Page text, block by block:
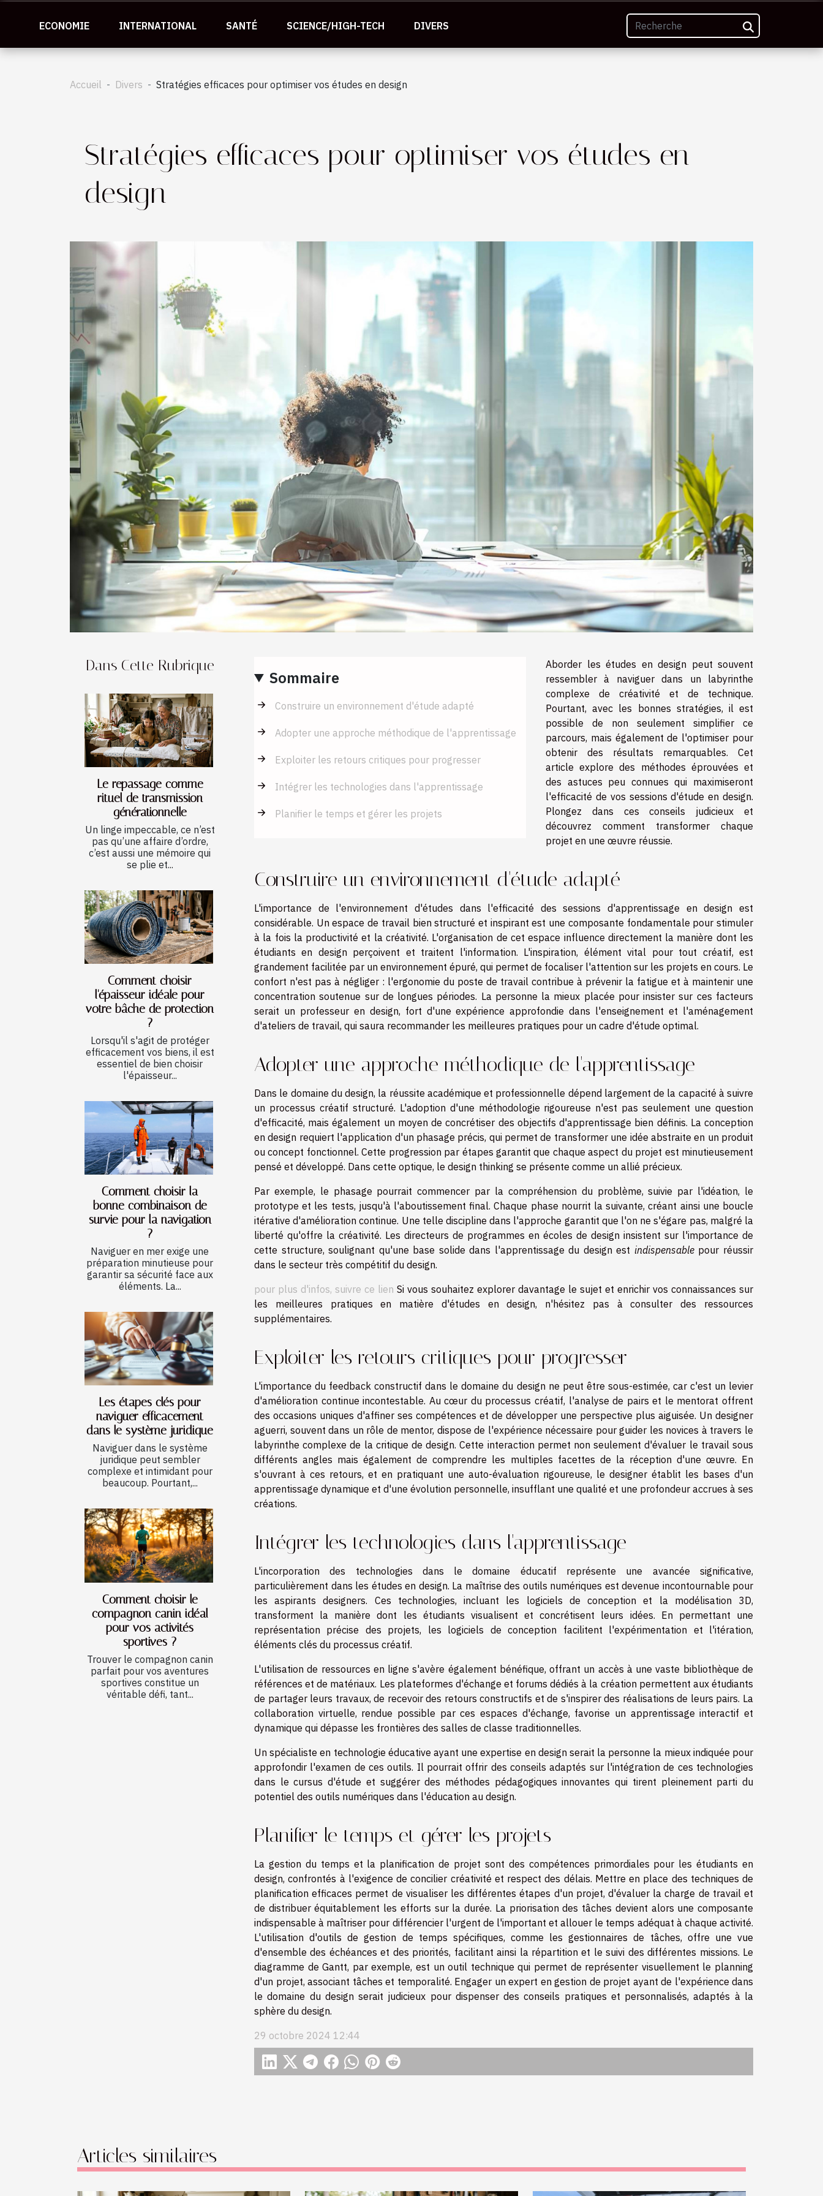
ECONOMIE INTERNATIONAL SANTÉ SCIENCE/HIGH-TECH DIVERS
Accueil Divers Stratégies efficaces pour optimiser vos études en design
Stratégies efficaces pour optimiser vos études en
design
Dans Cette Rubrique
Le repassage comme
rituel de transmission
générationnelle
Un linge impeccable, ce n’est
pas qu’une affaire d’ordre,
c’est aussi une mémoire qui
se plie et...
Comment choisir
l'épaisseur idéale pour
votre bâche de protection
?
Lorsqu'il s'agit de protéger
efficacement vos biens, il est
essentiel de bien choisir
l'épaisseur...
Comment choisir la
bonne combinaison de
survie pour la navigation
?
Naviguer en mer exige une
préparation minutieuse pour
garantir sa sécurité face aux
éléments. La...
Les étapes clés pour
naviguer efficacement
dans le système juridique
Naviguer dans le système
juridique peut sembler
complexe et intimidant pour
beaucoup. Pourtant,...
Comment choisir le
compagnon canin idéal
pour vos activités
sportives ?
Trouver le compagnon canin
parfait pour vos aventures
sportives constitue un
véritable défi, tant...
Sommaire
Construire un environnement d'étude adapté
Adopter une approche méthodique de l'apprentissage
Exploiter les retours critiques pour progresser
Intégrer les technologies dans l'apprentissage
Planifier le temps et gérer les projets
Aborder les études en design peut souvent
ressembler à naviguer dans un labyrinthe
complexe de créativité et de technique.
Pourtant, avec les bonnes stratégies, il est
possible de non seulement simplifier ce
parcours, mais également de l'optimiser pour
obtenir des résultats remarquables. Cet
article explore des méthodes éprouvées et
des astuces peu connues qui maximiseront
l'efficacité de vos sessions d'étude en design.
Plongez dans ces conseils judicieux et
découvrez comment transformer chaque
projet en une œuvre réussie.
Construire un environnement d'étude adapté
L'importance de l'environnement d'études dans l'efficacité des sessions d'apprentissage en design est
considérable. Un espace de travail bien structuré et inspirant est une composante fondamentale pour stimuler
à la fois la productivité et la créativité. L'organisation de cet espace influence directement la manière dont les
étudiants en design perçoivent et traitent l'information. L'inspiration, élément vital pour tout créatif, est
grandement facilitée par un environnement épuré, qui permet de focaliser l'attention sur les projets en cours. Le
confort n'est pas à négliger : l'ergonomie du poste de travail contribue à prévenir la fatigue et à maintenir une
concentration soutenue sur de longues périodes. La personne la mieux placée pour insister sur ces facteurs
serait un professeur en design, fort d'une expérience approfondie dans l'enseignement et l'aménagement
d'ateliers de travail, qui saura recommander les meilleures pratiques pour un cadre d'étude optimal.
Adopter une approche méthodique de l'apprentissage
Dans le domaine du design, la réussite académique et professionnelle dépend largement de la capacité à suivre
un processus créatif structuré. L'adoption d'une méthodologie rigoureuse n'est pas seulement une question
d'efficacité, mais également un moyen de concrétiser des objectifs d'apprentissage bien définis. La conception
en design requiert l'application d'un phasage précis, qui permet de transformer une idée abstraite en un produit
ou concept fonctionnel. Cette progression par étapes garantit que chaque aspect du projet est minutieusement
pensé et développé. Dans cette optique, le design thinking se présente comme un allié précieux.
Par exemple, le phasage pourrait commencer par la compréhension du problème, suivie par l'idéation, le
prototype et les tests, jusqu'à l'aboutissement final. Chaque phase nourrit la suivante, créant ainsi une boucle
itérative d'amélioration continue. Une telle discipline dans l'approche garantit que l'on ne s'égare pas, malgré la
liberté qu'offre la créativité. Les directeurs de programmes en écoles de design insistent sur l'importance de
cette structure, soulignant qu'une base solide dans l'apprentissage du design est indispensablepour réussir
dans le secteur très compétitif du design.
pour plus d'infos, suivre ce lien Si vous souhaitez explorer davantage le sujet et enrichir vos connaissances sur
les meilleures pratiques en matière d'études en design, n'hésitez pas à consulter des ressources
supplémentaires.
Exploiter les retours critiques pour progresser
L'importance du feedback constructif dans le domaine du design ne peut être sous-estimée, car c'est un levier
d'amélioration continue incontestable. Au cœur du processus créatif, l'analyse de pairs et le mentorat offrent
des occasions uniques d'affiner ses compétences et de développer une perspective plus aiguisée. Un designer
aguerri, souvent dans un rôle de mentor, dispose de l'expérience nécessaire pour guider les novices à travers le
labyrinthe complexe de la critique de design. Cette interaction permet non seulement d'évaluer le travail sous
différents angles mais également de comprendre les multiples facettes de la réception d'une œuvre. En
s'ouvrant à ces retours, et en pratiquant une auto-évaluation rigoureuse, le designer établit les bases d'un
apprentissage dynamique et d'une évolution personnelle, insufflant une qualité et une profondeur accrues à ses
créations.
Intégrer les technologies dans l'apprentissage
L'incorporation des technologies dans le domaine éducatif représente une avancée significative,
particulièrement dans les études en design. La maîtrise des outils numériques est devenue incontournable pour
les aspirants designers. Ces technologies, incluant les logiciels de conception et la modélisation 3D,
transforment la manière dont les étudiants visualisent et concrétisent leurs idées. En permettant une
représentation précise des projets, les logiciels de conception facilitent l'expérimentation et l'itération,
éléments clés du processus créatif.
L'utilisation de ressources en ligne s'avère également bénéfique, offrant un accès à une vaste bibliothèque de
références et de matériaux. Les plateformes d'échange et forums dédiés à la création permettent aux étudiants
de partager leurs travaux, de recevoir des retours constructifs et de s'inspirer des réalisations de leurs pairs. La
collaboration virtuelle, rendue possible par ces espaces d'échange, favorise un apprentissage interactif et
dynamique qui dépasse les frontières des salles de classe traditionnelles.
Un spécialiste en technologie éducative ayant une expertise en design serait la personne la mieux indiquée pour
approfondir l'examen de ces outils. Il pourrait offrir des conseils adaptés sur l'intégration de ces technologies
dans le cursus d'étude et suggérer des méthodes pédagogiques innovantes qui tirent pleinement parti du
potentiel des outils numériques dans l'éducation au design.
Planifier le temps et gérer les projets
La gestion du temps et la planification de projet sont des compétences primordiales pour les étudiants en
design, confrontés à l'exigence de concilier créativité et respect des délais. Mettre en place des techniques de
planification efficaces permet de visualiser les différentes étapes d'un projet, d'évaluer la charge de travail et
de distribuer équitablement les efforts sur la durée. La priorisation des tâches devient alors une composante
indispensable à maîtriser pour différencier l'urgent de l'important et allouer le temps adéquat à chaque activité.
L'utilisation d'outils de gestion de temps spécifiques, comme les gestionnaires de tâches, offre une vue
d'ensemble des échéances et des priorités, facilitant ainsi la répartition et le suivi des différentes missions. Le
diagramme de Gantt, par exemple, est un outil technique qui permet de représenter visuellement le planning
d'un projet, associant tâches et temporalité. Engager un expert en gestion de projet ayant de l'expérience dans
le domaine du design serait judicieux pour dispenser des conseils pratiques et personnalisés, adaptés à la
sphère du design.
29 octobre 2024 12:44
Articles similaires